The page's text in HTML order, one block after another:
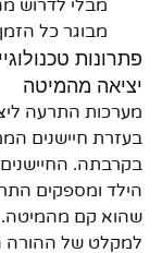
מבלי לדרוש
מבוגר כל
פתרונות
יציאה מהמיטה
מערכות התרעה
בעזרת חיישנים
בקרבתה.
הילד ומספקים
שהוא קם
למקלט של